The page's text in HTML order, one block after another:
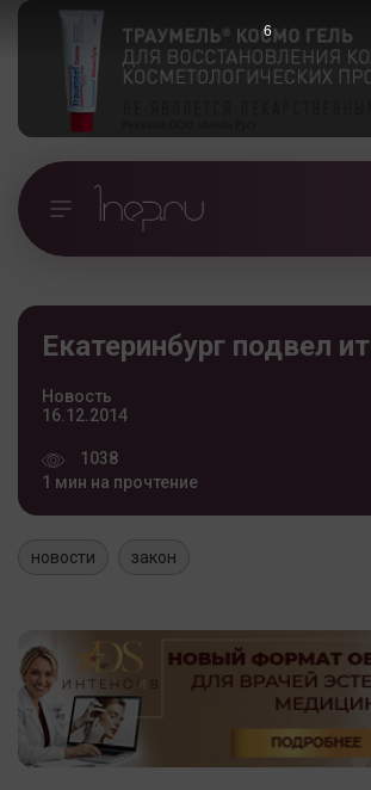
Екатеринбург подвел
Новость
16.12.2014
1038
1 мин на прочтение
новости закон
5